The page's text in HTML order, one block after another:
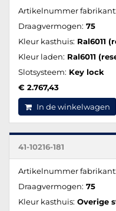
Artikelnummer fabrikant:
Draagvermogen: 75
Kleur kasthuis: Ral6011
Kleur laden: Ral6011
Slotsysteem: Key lock
€ 2.767,43
In de winkelwagen
41-10216-181
Artikelnummer fabrikant:
Draagvermogen: 75
Kleur kasthuis: Overige